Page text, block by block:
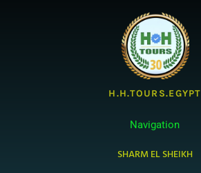
H.H.TOURS.EGYPT
Navigation
SHARM EL SHEIKH